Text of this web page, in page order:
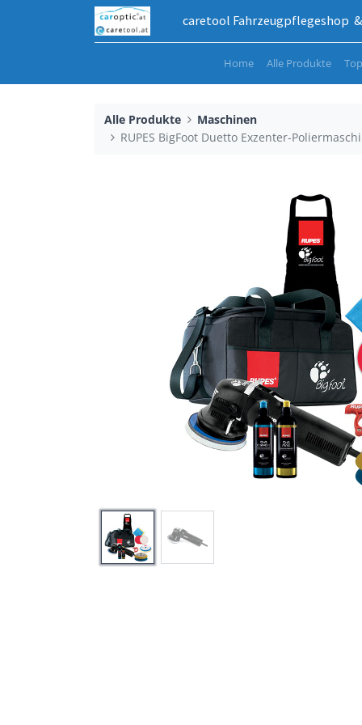
caretool Fahrzeugpflegeshop
Home Alle Produkte
Alle Produkte
Maschinen
RUPES BigFoot Duetto Exzenter-